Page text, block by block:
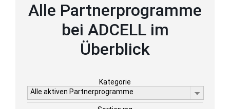
Alle Partnerprogramme
bei ADCELL im
Überblick
Kategorie
Alle aktiven Partnerprogramme